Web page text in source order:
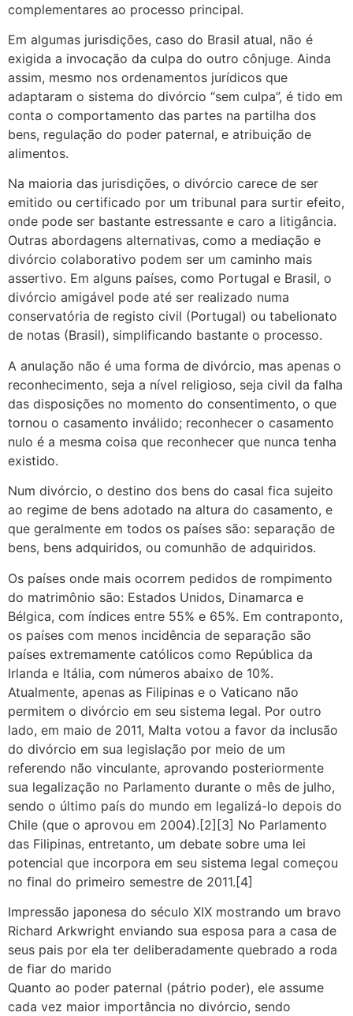
complementares ao processo principal.
Em algumas jurisdições, caso do Brasil atual, não é
exigida a invocação da culpa do outro cônjuge. Ainda
assim, mesmo nos ordenamentos jurídicos que
adaptaram o sistema do divórcio “sem culpa”, é tido em
conta o comportamento das partes na partilha dos
bens, regulação do poder paternal, e atribuição de
alimentos.
Na maioria das jurisdições, o divórcio carece de ser
emitido ou certificado por um tribunal para surtir efeito,
onde pode ser bastante estressante e caro a litigância.
Outras abordagens alternativas, como a mediação e
divórcio colaborativo podem ser um caminho mais
assertivo. Em alguns países, como Portugal e Brasil, o
divórcio amigável pode até ser realizado numa
conservatória de registo civil (Portugal) ou tabelionato
de notas (Brasil), simplificando bastante o processo.
A anulação não é uma forma de divórcio, mas apenas o
reconhecimento, seja a nível religioso, seja civil da falha
das disposições no momento do consentimento, o que
tornou o casamento inválido; reconhecer o casamento
nulo é a mesma coisa que reconhecer que nunca tenha
existido.
Num divórcio, o destino dos bens do casal fica sujeito
ao regime de bens adotado na altura do casamento, e
que geralmente em todos os países são: separação de
bens, bens adquiridos, ou comunhão de adquiridos.
Os países onde mais ocorrem pedidos de rompimento
do matrimônio são: Estados Unidos, Dinamarca e
Bélgica, com índices entre 55% e 65%. Em contraponto,
os países com menos incidência de separação são
países extremamente católicos como República da
Irlanda e Itália, com números abaixo de 10%.
Atualmente, apenas as Filipinas e o Vaticano não
permitem o divórcio em seu sistema legal. Por outro
lado, em maio de 2011, Malta votou a favor da inclusão
do divórcio em sua legislação por meio de um
referendo não vinculante, aprovando posteriormente
sua legalização no Parlamento durante o mês de julho,
sendo o último país do mundo em legalizá-lo depois do
Chile (que o aprovou em 2004).[2][3] No Parlamento
das Filipinas, entretanto, um debate sobre uma lei
potencial que incorpora em seu sistema legal começou
no final do primeiro semestre de 2011.[4]
Impressão japonesa do século XIX mostrando um bravo
Richard Arkwright enviando sua esposa para a casa de
seus pais por ela ter deliberadamente quebrado a roda
de fiar do marido
Quanto ao poder paternal (pátrio poder), ele assume
cada vez maior importância no divórcio, sendo